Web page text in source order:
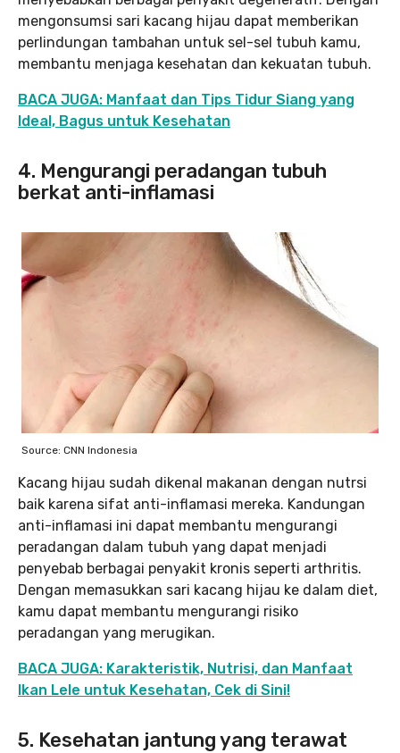
mengonsumsi sari kacang hijau dapat memberikan
perlindungan tambahan untuk sel-sel tubuh kamu,
membantu menjaga kesehatan dan kekuatan tubuh.
BACA JUGA: Manfaat dan Tips Tidur Siang yang
Ideal, Bagus untuk Kesehatan
4. Mengurangi peradangan tubuh
berkat anti-inflamasi
Source: CNN Indonesia
Kacang hijau sudah dikenal makanan dengan nutrsi
baik karena sifat anti-inflamasi mereka. Kandungan
anti-inflamasi ini dapat membantu mengurangi
peradangan dalam tubuh yang dapat menjadi
penyebab berbagai penyakit kronis seperti arthritis.
Dengan memasukkan sari kacang hijau ke dalam diet,
kamu dapat membantu mengurangi risiko
peradangan yang merugikan.
BACA JUGA: Karakteristik, Nutrisi, dan Manfaat
Ikan Lele untuk Kesehatan, Cek di Sini!
5. Kesehatan jantung yang terawat